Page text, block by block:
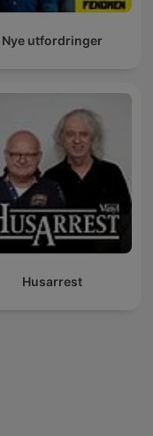
Nye utfordringer
Husarrest